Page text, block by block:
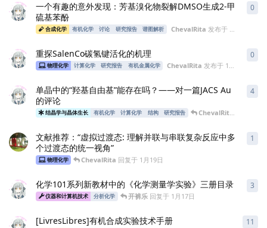
一个有趣的意外发现：芳基溴化物裂解DMSO生成2-甲
硫基苯酚
合成化学 有机化学 讨论 研究报告 谱图解析 ChevalRita 发布于 2月10日
0
重探SalenCo碳氢键活化的机理
物理化学 计算化学 研究报告 有机金属化学 ChevalRita 发布于 1月20日
0
单晶中的“羟基自由基”能存在吗？——对一篇JACS Au
的评论
结晶学与晶体生长 有机化学 计算化学 结构 研究报告 ChevalRita 回复于
4
文献推荐：“虚拟过渡态: 理解并联与串联复杂反应中多
个过渡态的统一视角”
物理化学 ChevalRita 回复于 1月19日
1
化学101系列新教材中的《化学测量学实验》三册目录
仪器和计算机技术 分析化学 开裤乐回复于 1月17日
3
[LivresLibres]有机合成实验技术手册 11